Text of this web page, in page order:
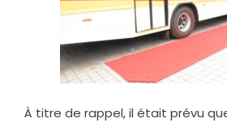
À titre de rappel, il était prévu